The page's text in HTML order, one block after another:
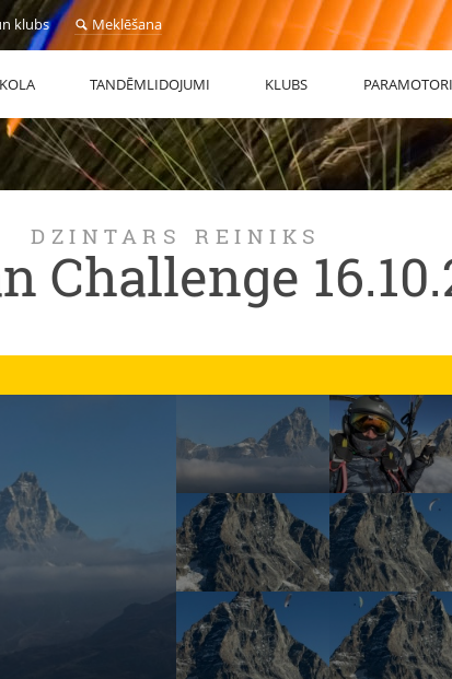
klubs Meklēšana
TANDĒMLIDOJUMI KLUBS PARAMOTORI
DZINTARS REINIKS
Challenge